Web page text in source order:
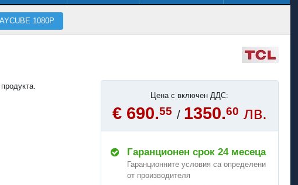
1080P
Цена с включен ДДС:
€ 690.55 / 1350.60 лв.
Гаранционен срок 24 месеца
Гаранционните условия са определени
от производителя